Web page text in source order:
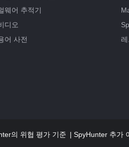
웨어 추적기
디오
어 사전
의 위협 평가 기준 SpyHunter 추가